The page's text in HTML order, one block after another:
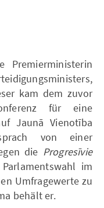
kam dem zuvor
für eine
Jaunā Vienotība
von einer
die Progresīvie
im
Umfragewerte zu
behält er.